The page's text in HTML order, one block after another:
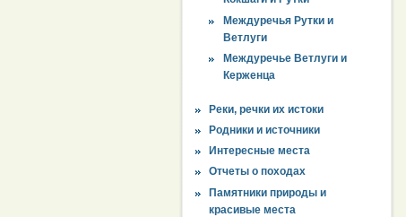
Междуречья Рутки и
Ветлуги
Междуречье Ветлуги и
Керженца
Реки, речки их истоки
Родники и источники
Интересные места
Отчеты о походах
Памятники природы и
красивые места